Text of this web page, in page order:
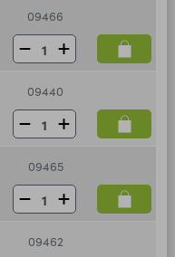
09466
09440
09465
09462